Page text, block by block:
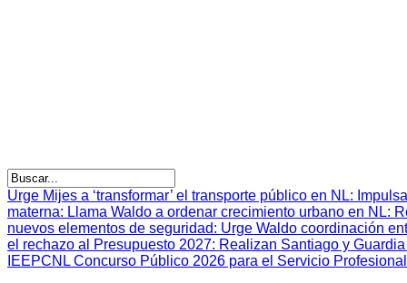
Urge Mijes a ‘transformar’ el transporte público en NL:
materna: Llama Waldo a ordenar crecimiento urbano en NL:
nuevos elementos de seguridad: Urge Waldo coordinación
el rechazo al Presupuesto 2027: Realizan Santiago y
IEEPCNL Concurso Público 2026 para el Servicio